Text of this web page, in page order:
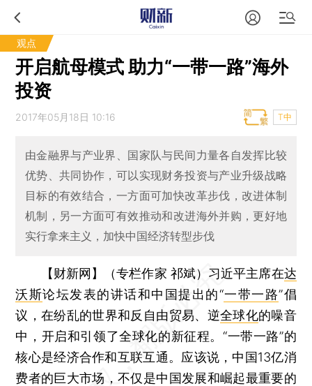
观点
开启航母模式 助力“一带一路”海外
投资
2017年05月18日 10:16 T中
由金融界与产业界、国家队与民间力量各自发挥比较
优势、共同协作，可以实现财务投资与产业升级战略
目标的有效结合，一方面可加快改革步伐，改进体制
机制，另一方面可有效推动和改进海外并购，更好地
实行拿来主义，加快中国经济转型步伐
【财新网】（专栏作家 祁斌） 习近平主席在达
沃斯论坛发表的讲话和中国提出的“一带一路”倡
议，在纷乱的世界和反自由贸易、逆全球化的噪音
中，开启和引领了全球化的新征程。“一带一路”的
核心是经济合作和互联互通。应该说，中国13亿消
费者的巨大市场，不仅是中国发展和崛起最重要的